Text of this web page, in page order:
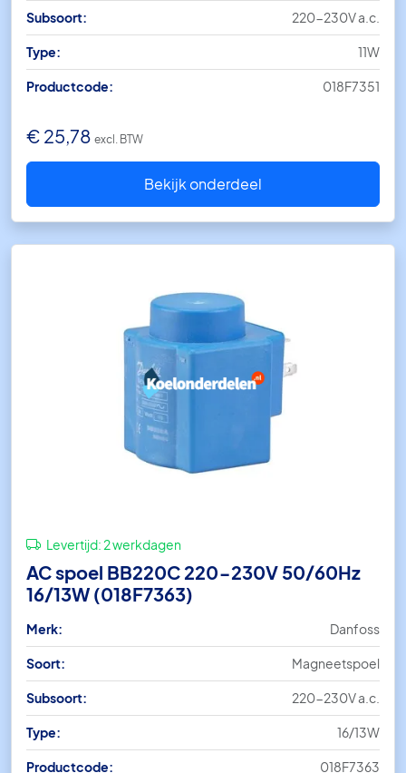
Subsoort: 220-230V a.c.
Type: 11W
Productcode: 018F7351
€ 25,78 excl. BTW
Bekijk onderdeel
Levertijd:2 werkdagen
AC spoel BB220C 220-230V 50/60Hz
16/13W (018F7363)
Merk: Danfoss
Soort: Magneetspoel
Subsoort: 220-230V a.c.
Type: 16/13W
Productcode: 018F7363